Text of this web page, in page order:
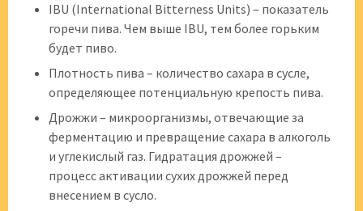
IBU (International Bitterness Units) – показатель
горечи пива. Чем выше IBU, тем более горьким
будет пиво.
Плотность пива – количество сахара в сусле,
определяющее потенциальную крепость пива.
Дрожжи – микроорганизмы, отвечающие за
ферментацию и превращение сахара в алкоголь
и углекислый газ. Гидратация дрожжей –
процесс активации сухих дрожжей перед
внесением в сусло.